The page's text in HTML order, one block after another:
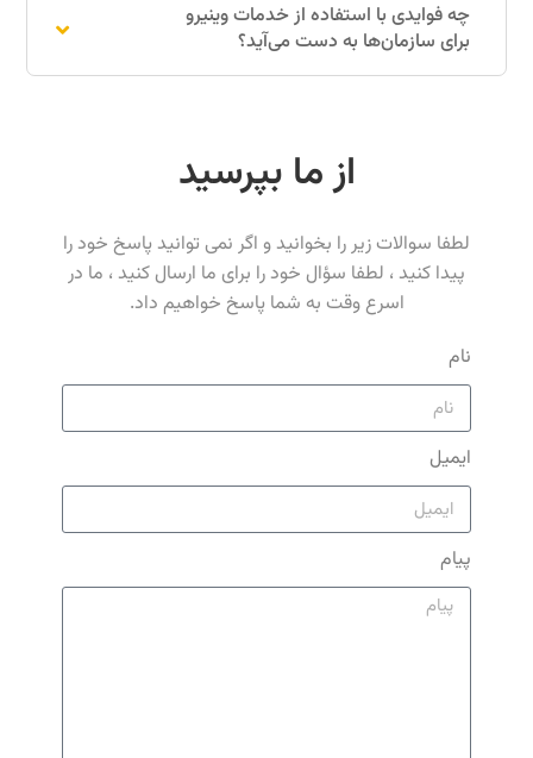
چه فوایدی با استفاده از خدمات وینیرو
برای سازمان‌ها به دست می‌آید؟
از ما بپرسید
لطفا سوالات زیر را بخوانید و اگر نمی توانید پاسخ خود را
پیدا کنید ، لطفا سؤال خود را برای ما ارسال کنید ، ما در
اسرع وقت به شما پاسخ خواهیم داد.
نام
ایمیل
پیام